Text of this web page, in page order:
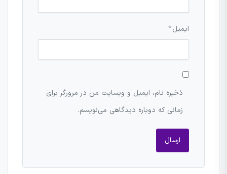
ایمیل*
ذخیره نام، ایمیل و وبسایت من در مرورگر برای
زمانی که دوباره دیدگاهی می‌نویسم.